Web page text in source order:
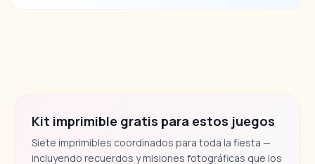
Kit imprimible gratis para estos juegos
Siete imprimibles coordinados para toda la fiesta —
incluyendo recuerdos y misiones fotográficas que los